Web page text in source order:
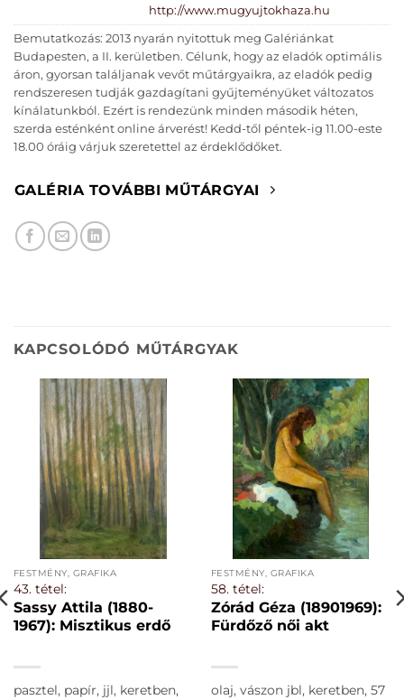
http://www.mugyujtokhaza.hu
Bemutatkozás: 2013 nyarán nyitottuk meg Galériánkat
Budapesten, a II. kerületben. Célunk, hogy az eladók optimális
áron, gyorsan találjanak vevőt műtárgyaikra, az eladók pedig
rendszeresen tudják gazdagítani gyűjteményüket változatos
kínálatunkból. Ezért is rendezünk minden második héten,
szerda esténként online árverést! Kedd-től péntek-ig 11.00-este
18.00 óráig várjuk szeretettel az érdeklődőket.
GALÉRIA TOVÁBBI MŰTÁRGYAI
KAPCSOLÓDÓ MŰTÁRGYAK
FESTMÉNY, GRAFIKA
43. tétel:
Sassy Attila (1880-
1967): Misztikus erdő
pasztel, papír, jjl, keretben,
FESTMÉNY, GRAFIKA
58. tétel:
Zórád Géza (18901969):
Fürdőző női akt
olaj, vászon jbl, keretben, 57